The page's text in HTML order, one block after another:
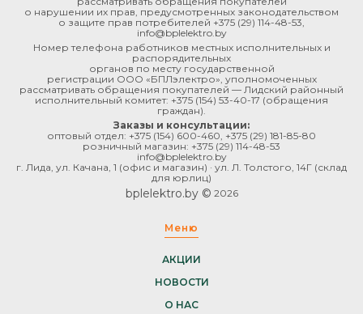
о нарушении их прав, предусмотренных законодательством
о защите прав потребителей +375 (29) 114-48-53
info@bplelektro.by
Номер телефона работников местных исполнительных и
распорядительных
органов по месту государственной
регистрации ООО «БПЛэлектро», уполномоченных
рассматривать обращения покупателей — Лидский районный
исполнительный комитет: +375 (154) 53-40-17 (обращения
граждан).
Заказы и консультации:
оптовый отдел: +375 (154) 600-460 +375 (29) 181-85-80
розничный магазин: +375 (29) 114-48-53
info@bplelektro.by
г. Лида, ул. Качана, 1 (офис и магазин) · ул. Л. Толстого, 14Г (склад
для юрлиц)
bplelektro.by © 2026
Меню
АКЦИИ
НОВОСТИ
О НАС